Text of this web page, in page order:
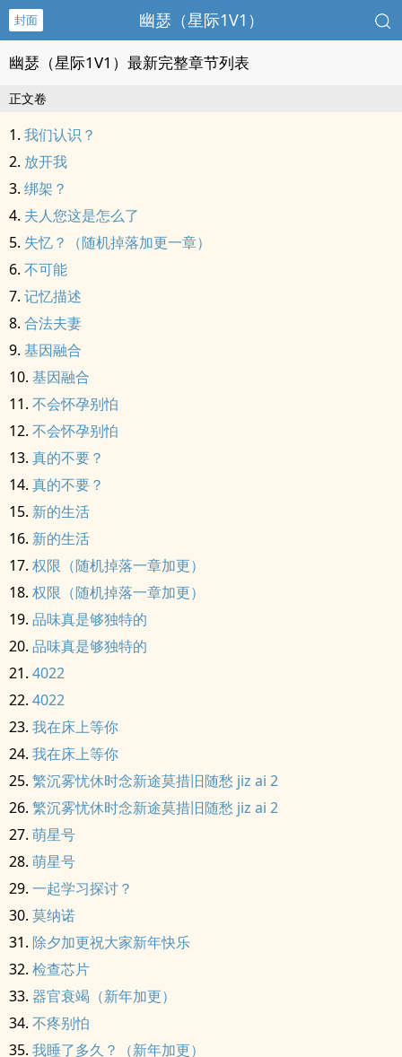
封面 幽瑟（星际1V1）
幽瑟（星际1V1）最新完整章节列表
正文卷
我们认识？
放开我
绑架？
夫人您这是怎么了
失忆？（随机掉落加更一章）
不可能
记忆描述
合法夫妻
基因融合
基因融合
不会怀孕别怕
不会怀孕别怕
真的不要？
真的不要？
新的生活
新的生活
权限（随机掉落一章加更）
权限（随机掉落一章加更）
品味真是够独特的
品味真是够独特的
4022
4022
我在床上等你
我在床上等你
繁沉雾忧休时念新途莫措旧随愁 jiz ai 2
繁沉雾忧休时念新途莫措旧随愁 jiz ai 2
萌星号
萌星号
一起学习探讨？
莫纳诺
除夕加更祝大家新年快乐
检查芯片
器官衰竭（新年加更）
不疼别怕
我睡了多久？（新年加更）